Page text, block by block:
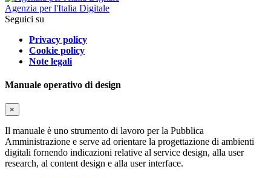
Agenzia per l'Italia Digitale
Seguici su
Privacy policy
Cookie policy
Note legali
Manuale operativo di design
×
Il manuale è uno strumento di lavoro per la Pubblica
Amministrazione e serve ad orientare la progettazione di ambienti
digitali fornendo indicazioni relative al service design, alla user
research, al content design e alla user interface.